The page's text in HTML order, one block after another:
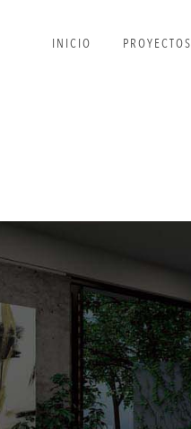
INICIO PROYECTOS